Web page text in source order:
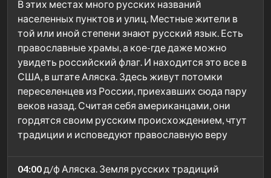
В этих местах много русских названий
населенных пунктов и улиц. Местные жители в
той или иной степени знают русский язык. Есть
православные храмы, а кое-где даже можно
увидеть российский флаг. И находится это все в
США, в штате Аляска. Здесь живут потомки
переселенцев из России, приехавших сюда пару
веков назад. Считая себя американцами, они
гордятся своим русским происхождением, чтут
традиции и исповедуют православную веру
04:00д/ф Аляска. Земля русских традиций